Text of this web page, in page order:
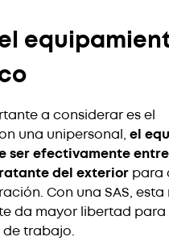
a considerar es el
una unipersonal, el
ser efectivamente
del exterior para
Con una SAS,
da mayor libertad
de trabajo.